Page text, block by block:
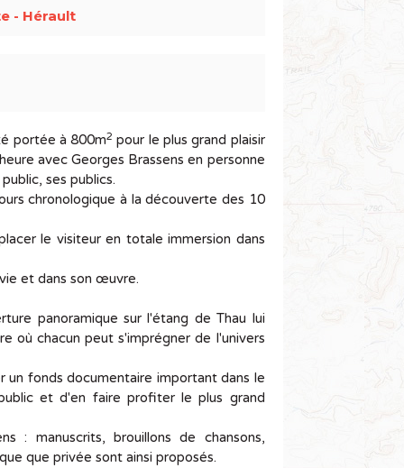
- Hérault
portée à 800m2 pour le plus grand plaisir
avec Georges Brassens en personne
ses publics.
chronologique à la découverte des 10
le visiteur en totale immersion dans
et dans son œuvre.
panoramique sur l'étang de Thau lui
où chacun peut s'imprégner de l'univers
fonds documentaire important dans le
et d'en faire profiter le plus grand
: manuscrits, brouillons de chansons,
que privée sont ainsi proposés.